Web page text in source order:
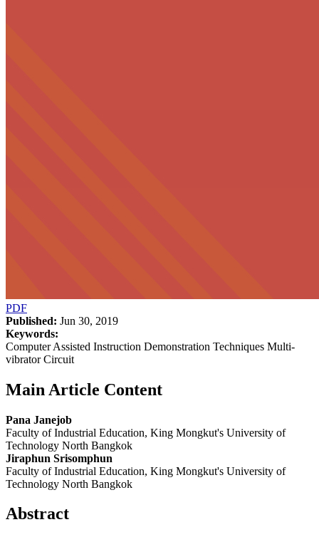
PDF
Published: Jun 30, 2019
Keywords:
Computer Assisted Instruction Demonstration Techniques Multi-
vibrator Circuit
Main Article Content
Pana Janejob
Faculty of Industrial Education, King Mongkut's University of
Technology North Bangkok
Jiraphun Srisomphun
Faculty of Industrial Education, King Mongkut's University of
Technology North Bangkok
Abstract